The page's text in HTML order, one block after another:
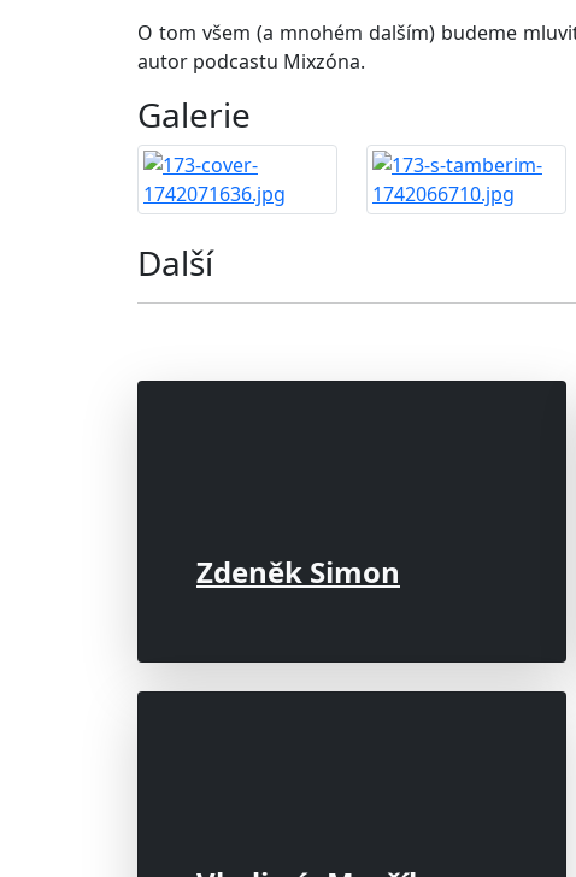
O tom všem (a mnohém dalším) budeme
autor podcastu Mixzóna.
Galerie
Další
Zdeněk Simon